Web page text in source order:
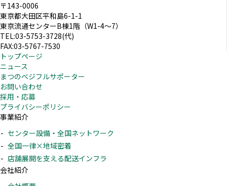
〒143-0006
東京都大田区平和島6-1-1
東京流通センターB棟1階（W1-4～7）
TEL:03-5753-3728(代)
FAX:03-5767-7530
トップページ
ニュース
まつのベジフルサポーター
お問い合わせ
採用・応募
プライバシーポリシー
事業紹介
センター設備・全国ネットワーク
全国一律×地域密着
店舗展開を支える配送インフラ
会社紹介